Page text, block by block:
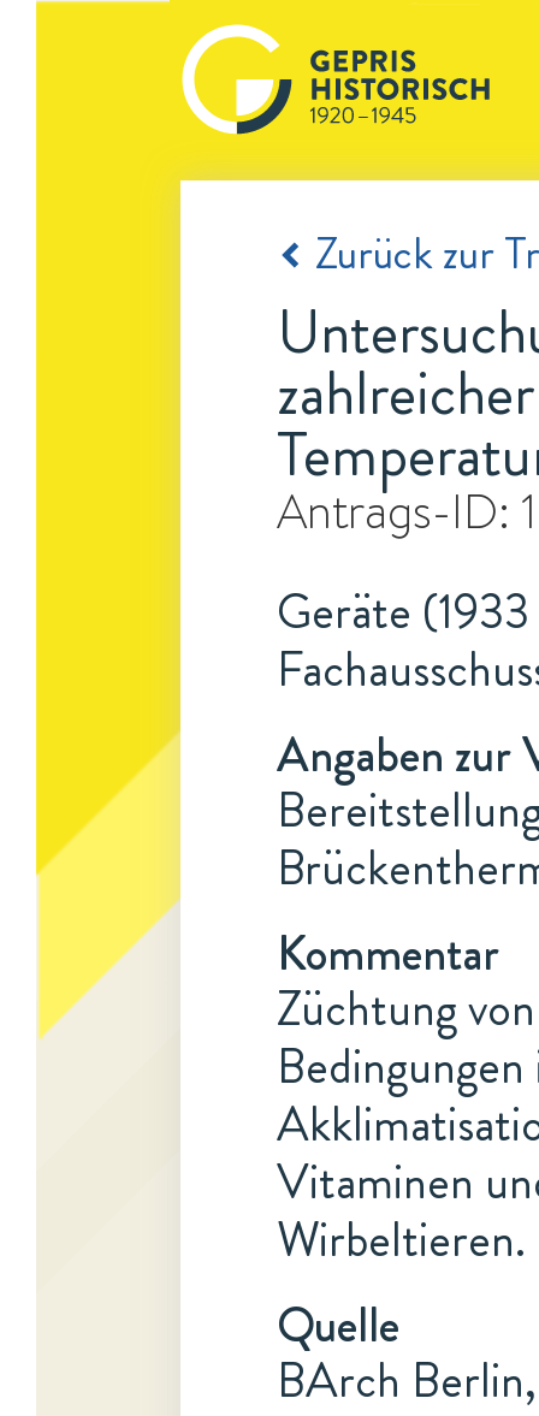
Zurück zur
Antrags-ID:
Geräte
Angaben zur
Kommentar
Züchtung
Vitaminen
Wirbeltieren.
Quelle
BArch